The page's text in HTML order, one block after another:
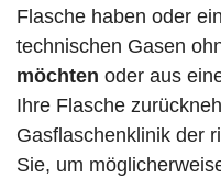
Flasche haben oder
technischen Gasen
möchten oder aus
Ihre Flasche
Gasflaschenklinik der
Sie, um